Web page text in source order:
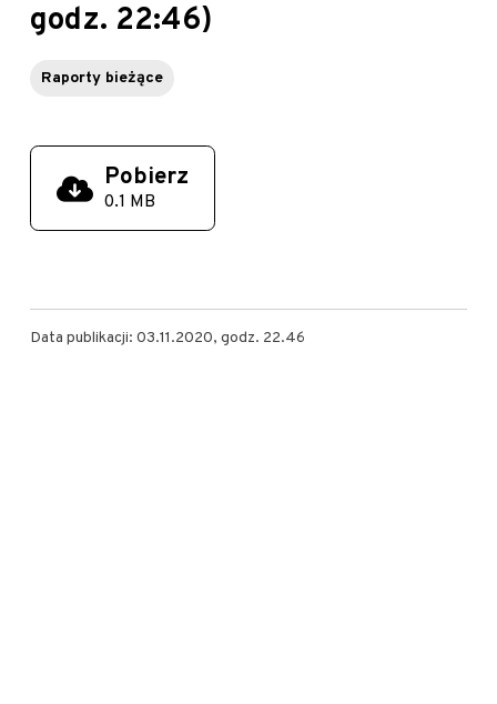
godz. 22:46)
Raporty bieżące
Pobierz
0.1 MB
Data publikacji: 03.11.2020, godz. 22.46